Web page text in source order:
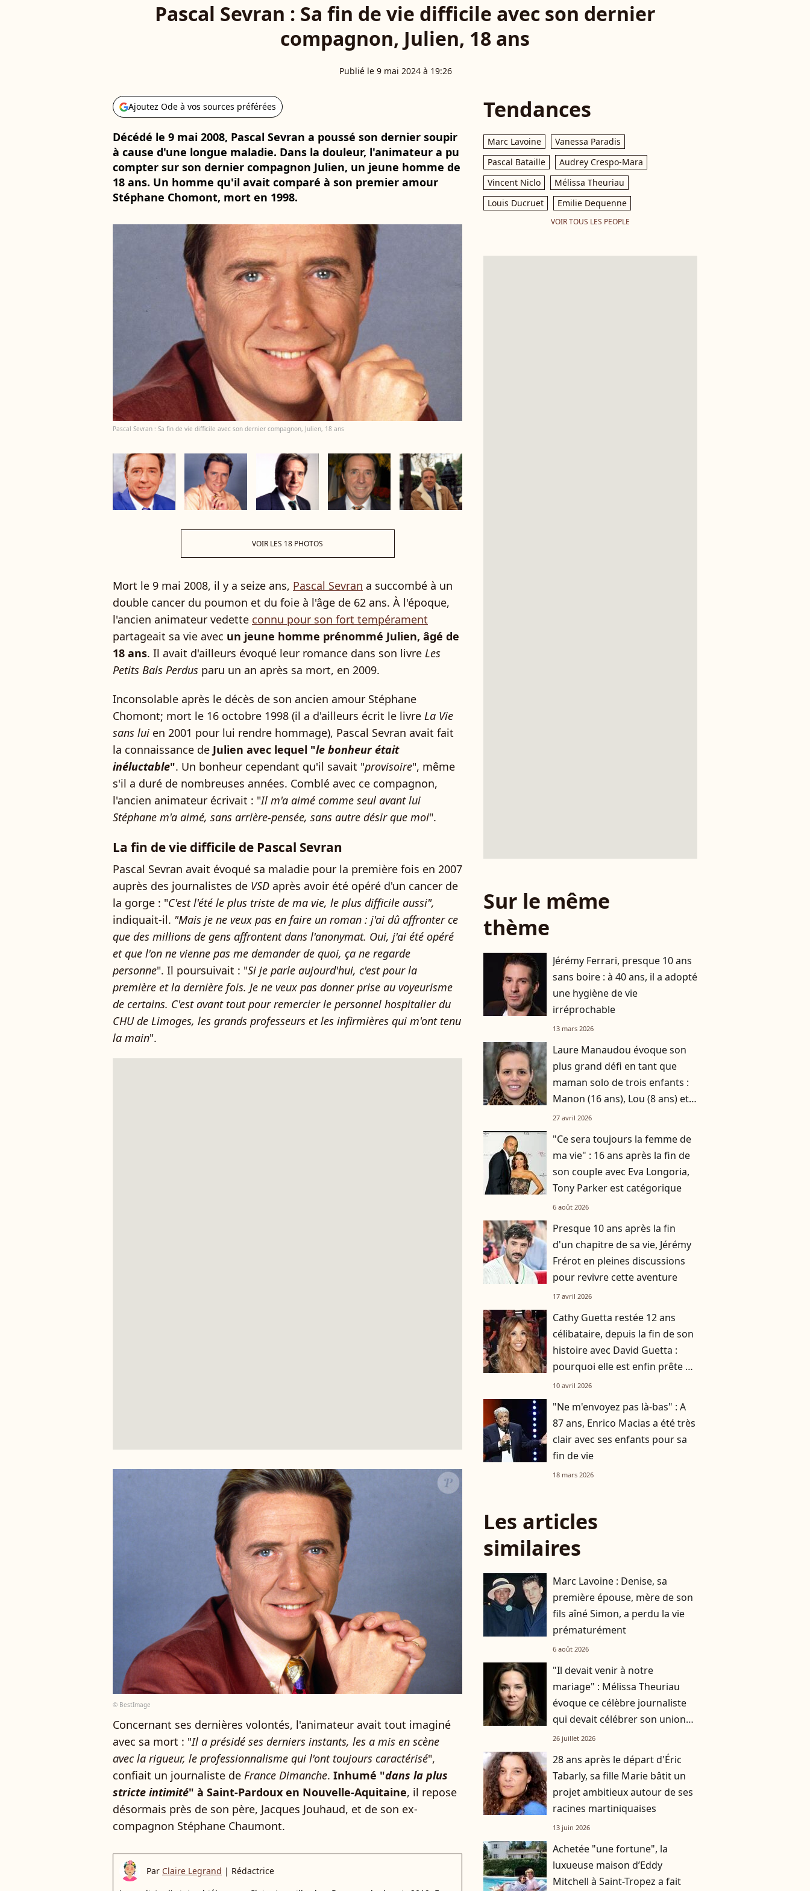
Pascal Sevran : Sa fin de vie difficile avec son dernier
compagnon, Julien, 18 ans
Publié le 9 mai 2024 à 19:26
Ajoutez Ode à vos sources préférées
Décédé le 9 mai 2008, Pascal Sevran a poussé son dernier soupir
à cause d'une longue maladie. Dans la douleur, l'animateur a pu
compter sur son dernier compagnon Julien, un jeune homme de
18 ans. Un homme qu'il avait comparé à son premier amour
Stéphane Chomont, mort en 1998.
Pascal Sevran : Sa fin de vie difficile avec son dernier compagnon, Julien, 18 ans
VOIR LES 18 PHOTOS
Mort le 9 mai 2008, il y a seize ans, Pascal Sevran a succombé à un
double cancer du poumon et du foie à l'âge de 62 ans. À l'époque,
l'ancien animateur vedette connu pour son fort tempérament
partageait sa vie avec un jeune homme prénommé Julien, âgé de
18 ans. Il avait d'ailleurs évoqué leur romance dans son livre Les
Petits Bals Perdus paru un an après sa mort, en 2009.
Inconsolable après le décès de son ancien amour Stéphane
Chomont; mort le 16 octobre 1998 (il a d'ailleurs écrit le livre La Vie
sans lui en 2001 pour lui rendre hommage), Pascal Sevran avait fait
la connaissance de Julien avec lequel "le bonheur était
inéluctable". Un bonheur cependant qu'il savait "provisoire", même
s'il a duré de nombreuses années. Comblé avec ce compagnon,
l'ancien animateur écrivait : "Il m'a aimé comme seul avant lui
Stéphane m'a aimé, sans arrière-pensée, sans autre désir que moi".
La fin de vie difficile de Pascal Sevran
Pascal Sevran avait évoqué sa maladie pour la première fois en 2007
auprès des journalistes de VSD après avoir été opéré d'un cancer de
la gorge : "C'est l'été le plus triste de ma vie, le plus difficile aussi",
indiquait-il. "Mais je ne veux pas en faire un roman : j'ai dû affronter ce
que des millions de gens affrontent dans l'anonymat. Oui, j'ai été opéré
et que l'on ne vienne pas me demander de quoi, ça ne regarde
personne". Il poursuivait : "Si je parle aujourd'hui, c'est pour la
première et la dernière fois. Je ne veux pas donner prise au voyeurisme
de certains. C'est avant tout pour remercier le personnel hospitalier du
CHU de Limoges, les grands professeurs et les infirmières qui m'ont tenu
la main".
© BestImage
Concernant ses dernières volontés, l'animateur avait tout imaginé
avec sa mort : "Il a présidé ses derniers instants, les a mis en scène
avec la rigueur, le professionnalisme qui l'ont toujours caractérisé",
confiait un journaliste de France Dimanche. Inhumé "dans la plus
stricte intimité" à Saint-Pardoux en Nouvelle-Aquitaine, il repose
désormais près de son père, Jacques Jouhaud, et de son ex-
compagnon Stéphane Chaumont.
Par Claire Legrand | Rédactrice
Tendances
Marc Lavoine
Vanessa Paradis
Pascal Bataille
Audrey Crespo-Mara
Vincent Niclo
Mélissa Theuriau
Louis Ducruet
Emilie Dequenne
VOIR TOUS LES PEOPLE
Sur le même
thème
Jérémy Ferrari, presque 10 ans
sans boire : à 40 ans, il a adopté
une hygiène de vie
irréprochable
13 mars 2026
Laure Manaudou évoque son
plus grand défi en tant que
maman solo de trois enfants :
Manon (16 ans), Lou (8 ans) et
Sacha (5 ans)
27 avril 2026
"Ce sera toujours la femme de
ma vie" : 16 ans après la fin de
son couple avec Eva Longoria,
Tony Parker est catégorique
6 août 2026
Presque 10 ans après la fin
d'un chapitre de sa vie, Jérémy
Frérot en pleines discussions
pour revivre cette aventure
17 avril 2026
Cathy Guetta restée 12 ans
célibataire, depuis la fin de son
histoire avec David Guetta :
pourquoi elle est enfin prête à
refaire sa vie
10 avril 2026
"Ne m'envoyez pas là-bas" : A
87 ans, Enrico Macias a été très
clair avec ses enfants pour sa
fin de vie
18 mars 2026
Les articles
similaires
Marc Lavoine : Denise, sa
première épouse, mère de son
fils aîné Simon, a perdu la vie
prématurément
6 août 2026
"Il devait venir à notre
mariage" : Mélissa Theuriau
évoque ce célèbre journaliste
qui devait célébrer son union
avec Jamel Debbouze
26 juillet 2026
28 ans après le départ d'Éric
Tabarly, sa fille Marie bâtit un
projet ambitieux autour de ses
racines martiniquaises
13 juin 2026
Achetée "une fortune", la
luxueuse maison d’Eddy
Mitchell à Saint-Tropez a fait